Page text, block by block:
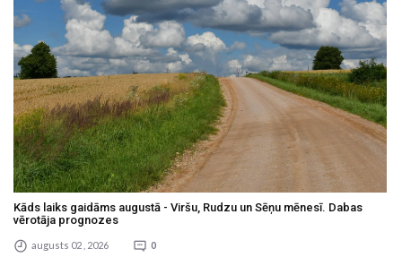
Kāds laiks gaidāms augustā - Viršu, Rudzu un Sēņu mēnesī. Dabas
vērotāja prognozes
augusts 02 , 2026 0